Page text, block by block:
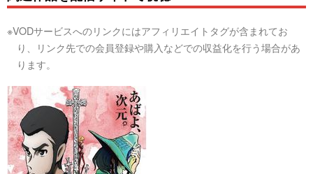
※VODサービスへのリンクにはアフィリエイトタグが含まれてお
り、リンク先での会員登録や購入などでの収益化を行う場合があ
ります。